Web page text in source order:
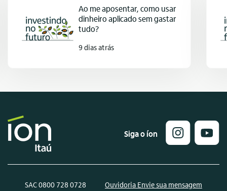
Ao me aposentar, como usar
dinheiro aplicado sem gastar
tudo?
9 dias atrás
Siga o íon
SAC 0800 728 0728
Ouvidoria Envie sua mensagem